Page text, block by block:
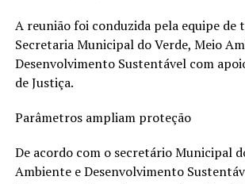
A reunião foi conduzida pela equipe de
Secretaria Municipal do Verde, Meio
Desenvolvimento Sustentável com
de Justiça.
Parâmetros ampliam proteção
De acordo com o secretário Municipal
Ambiente e Desenvolvimento